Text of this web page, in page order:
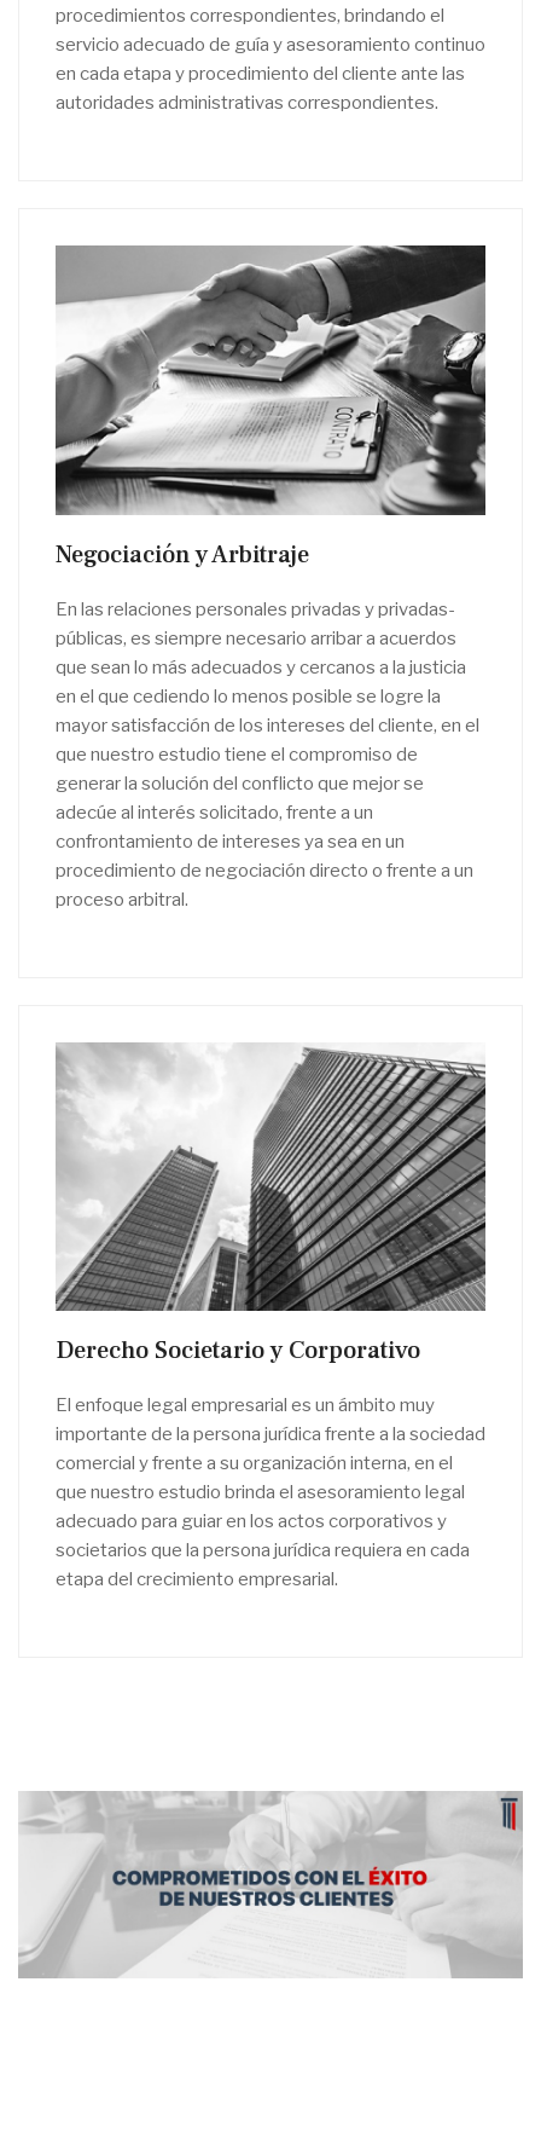
procedimientos correspondientes, brindando el
servicio adecuado de guía y asesoramiento continuo
en cada etapa y procedimiento del cliente ante las
autoridades administrativas correspondientes.
Negociación y Arbitraje
En las relaciones personales privadas y privadas-
públicas, es siempre necesario arribar a acuerdos
que sean lo más adecuados y cercanos a la justicia
en el que cediendo lo menos posible se logre la
mayor satisfacción de los intereses del cliente, en el
que nuestro estudio tiene el compromiso de
generar la solución del conflicto que mejor se
adecúe al interés solicitado, frente a un
confrontamiento de intereses ya sea en un
procedimiento de negociación directo o frente a un
proceso arbitral.
Derecho Societario y Corporativo
El enfoque legal empresarial es un ámbito muy
importante de la persona jurídica frente a la sociedad
comercial y frente a su organización interna, en el
que nuestro estudio brinda el asesoramiento legal
adecuado para guiar en los actos corporativos y
societarios que la persona jurídica requiera en cada
etapa del crecimiento empresarial.